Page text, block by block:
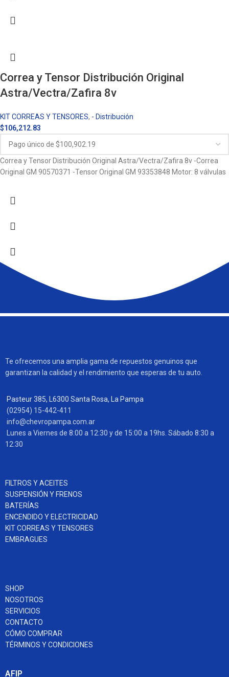
Correa y Tensor Distribución Original
Astra/Vectra/Zafira 8v
KIT CORREAS Y TENSORES, - Distribución
$106,212.83
Correa y Tensor Distribución Original Astra/Vectra/Zafira 8v -Correa
Original GM 90570371 -Tensor Original GM 93353848 Motor: 8 válvulas
Te ofrecemos una amplia gama de repuestos genuinos que
garantizan la calidad y el rendimiento que esperas de tu auto.
Pasteur 385, L6300 Santa Rosa, La Pampa
(02954) 15-442-411
info@chevropampa.com.ar
Lunes a Viernes de 8:00 a 12:30 y de 15:00 a 19hs. Sábado 8:30 a
12:30
FILTROS Y ACEITES
SUSPENSIÓN Y FRENOS
BATERÍAS
ENCENDIDO Y ELECTRICIDAD
KIT CORREAS Y TENSORES
EMBRAGUES
SHOP
NOSOTROS
SERVICIOS
CONTACTO
CÓMO COMPRAR
TÉRMINOS Y CONDICIONES
AFIP